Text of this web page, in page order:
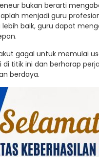
bukan berarti
menjadi guru
baik, guru dapat
gagal untuk memulai
di titik ini dan berharap
berdaya.